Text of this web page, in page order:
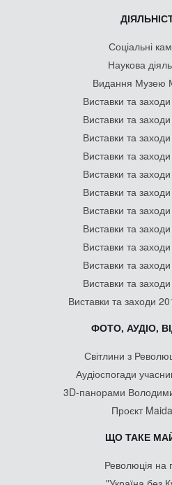
Соціальні
Наукова
Видання Музею
Виставки та
Виставки та
Виставки та
Виставки та
Виставки та
Виставки та
Виставки та
Виставки та
Виставки та
Виставки та
Виставки та
Виставки та заходи
ФОТО, АУДІО,
Світлини з
Аудіоспогади
3D-панорами
Проєкт
ЩО ТАКЕ
Революція на